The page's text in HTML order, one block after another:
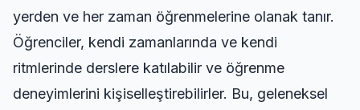
yerden ve her zaman öğrenmelerine olanak tanır.
Öğrenciler, kendi zamanlarında ve kendi
ritmlerinde derslere katılabilir ve öğrenme
deneyimlerini kişiselleştirebilirler. Bu, geleneksel